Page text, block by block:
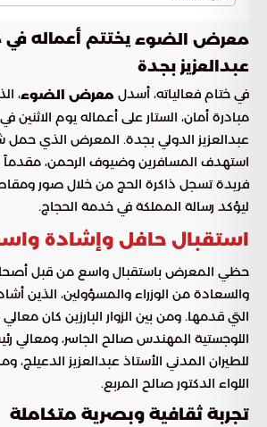
معرض الضوء يختتم أعماله
عبدالعزيز بجدة
في ختام فعالياته، أسدل معرض الضوء،
مبادرة أمان، الستار على أعماله يوم الاثنين
عبدالعزيز الدولي بجدة. المعرض الذي حمل
استهدف المسافرين وضيوف الرحمن، مقدماً
فريدة تسجل ذاكرة الحج من خلال صور
ليؤكد رسالة المملكة في خدمة الحجاج.
استقبال حافل وإشادة
حظي المعرض باستقبال واسع من قبل
والسعادة من الوزراء والمسؤولين، الذين
التي قدمها. ومن بين الزوار البارزين كان
اللوجستية المهندس صالح الجاسر، ومعالي
للطيران المدني الأستاذ عبدالعزيز الدعيلج،
اللواء الدكتور صالح المربع.
تجربة ثقافية وبصرية متكاملة